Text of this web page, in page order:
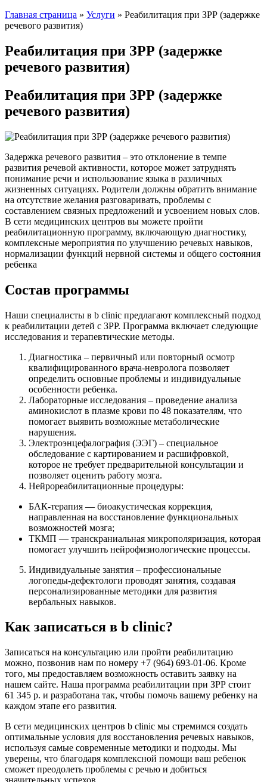
Главная страница » Услуги » Реабилитация при ЗРР (задержке
речевого развития)
Реабилитация при ЗРР (задержке
речевого развития)
Реабилитация при ЗРР (задержке
речевого развития)
Задержка речевого развития – это отклонение в темпе
развития речевой активности, которое может затруднять
понимание речи и использование языка в различных
жизненных ситуациях. Родители должны обратить внимание
на отсутствие желания разговаривать, проблемы с
составлением связных предложений и усвоением новых слов.
В сети медицинских центров вы можете пройти
реабилитационную программу, включающую диагностику,
комплексные мероприятия по улучшению речевых навыков,
нормализации функций нервной системы и общего состояния
ребенка
Состав программы
Наши специалисты в b clinic предлагают комплексный подход
к реабилитации детей с ЗРР. Программа включает следующие
исследования и терапевтические методы.
Диагностика – первичный или повторный осмотр
квалифицированного врача-невролога позволяет
определить основные проблемы и индивидуальные
особенности ребенка.
Лабораторные исследования – проведение анализа
аминокислот в плазме крови по 48 показателям, что
помогает выявить возможные метаболические
нарушения.
Электроэнцефалография (ЭЭГ) – специальное
обследование с картированием и расшифровкой,
которое не требует предварительной консультации и
позволяет оценить работу мозга.
Нейрореабилитационные процедуры:
БАК-терапия — биоакустическая коррекция,
направленная на восстановление функциональных
возможностей мозга;
ТКМП — транскраниальная микрополяризация, которая
помогает улучшить нейрофизиологические процессы.
Индивидуальные занятия – профессиональные
логопеды-дефектологи проводят занятия, создавая
персонализированные методики для развития
вербальных навыков.
Как записаться в b clinic?
Записаться на консультацию или пройти реабилитацию
можно, позвонив нам по номеру +7 (964) 693-01-06. Кроме
того, мы предоставляем возможность оставить заявку на
нашем сайте. Наша программа реабилитации при ЗРР стоит
61 345 р. и разработана так, чтобы помочь вашему ребенку на
каждом этапе его развития.
В сети медицинских центров b clinic мы стремимся создать
оптимальные условия для восстановления речевых навыков,
используя самые современные методики и подходы. Мы
уверены, что благодаря комплексной помощи ваш ребенок
сможет преодолеть проблемы с речью и добиться